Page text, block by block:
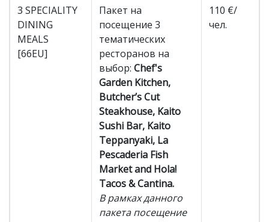
3 SPECIALITY
DINING
MEALS
[66EU]
Пакет на
посещение 3
тематических
ресторанов на
выбор: Chef's
Garden Kitchen,
Butcher’s Cut
Steakhouse, Kaito
Sushi Bar, Kaito
Teppanyaki, La
Pescaderia Fish
Market and Hola!
Tacos & Cantina.
В рамках данного
пакета посещение
110 €/
чел.